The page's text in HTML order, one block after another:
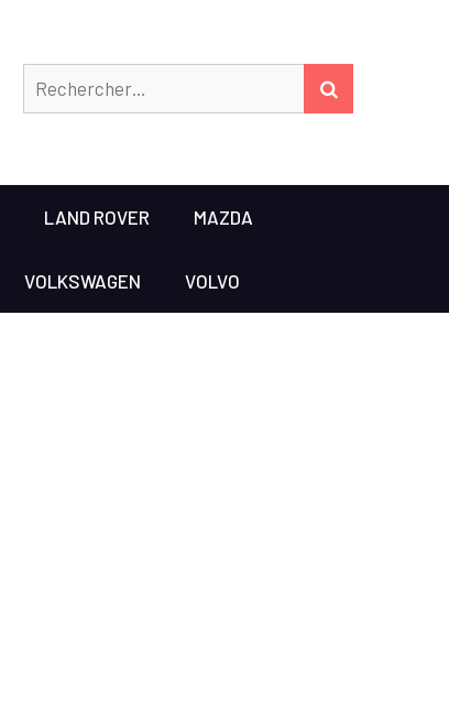
LAND ROVER MAZDA
VOLKSWAGEN VOLVO